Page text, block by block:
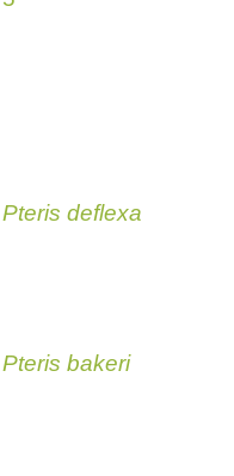
Pteris deflexa
Pteris bakeri